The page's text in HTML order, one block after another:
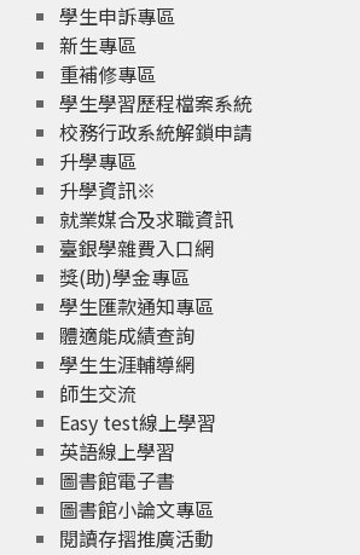
學生申訴專區
新生專區
重補修專區
學生學習歷程檔案系統
校務行政系統解鎖申請
升學專區
升學資訊※
就業媒合及求職資訊
臺銀學雜費入口網
獎(助)學金專區
學生匯款通知專區
體適能成績查詢
學生生涯輔導網
師生交流
Easy test線上學習
英語線上學習
圖書館電子書
圖書館小論文專區
閱讀存摺推廣活動